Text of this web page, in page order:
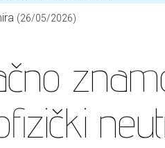
(26/05/2026)